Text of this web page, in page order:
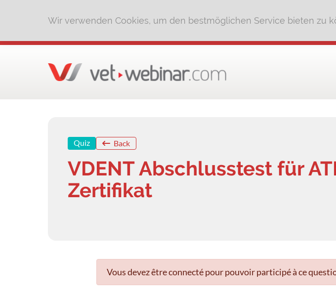
Wir verwenden Cookies, um den bestmöglichen Service bieten zu
Quiz Back
VDENT Abschlusstest für
Zertifikat
Vous devez être connecté pour pouvoir participé à ce